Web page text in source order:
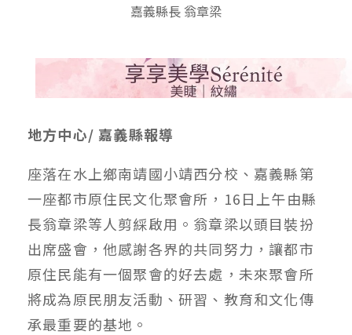
嘉義縣長 翁章梁
地方中心/ 嘉義縣報導
座落在水上鄉南靖國小靖西分校、嘉義縣第
一座都市原住民文化聚會所，16日上午由縣
長翁章梁等人剪綵啟用。翁章梁以頭目裝扮
出席盛會，他感謝各界的共同努力，讓都市
原住民能有一個聚會的好去處，未來聚會所
將成為原民朋友活動、研習、教育和文化傳
承最重要的基地。